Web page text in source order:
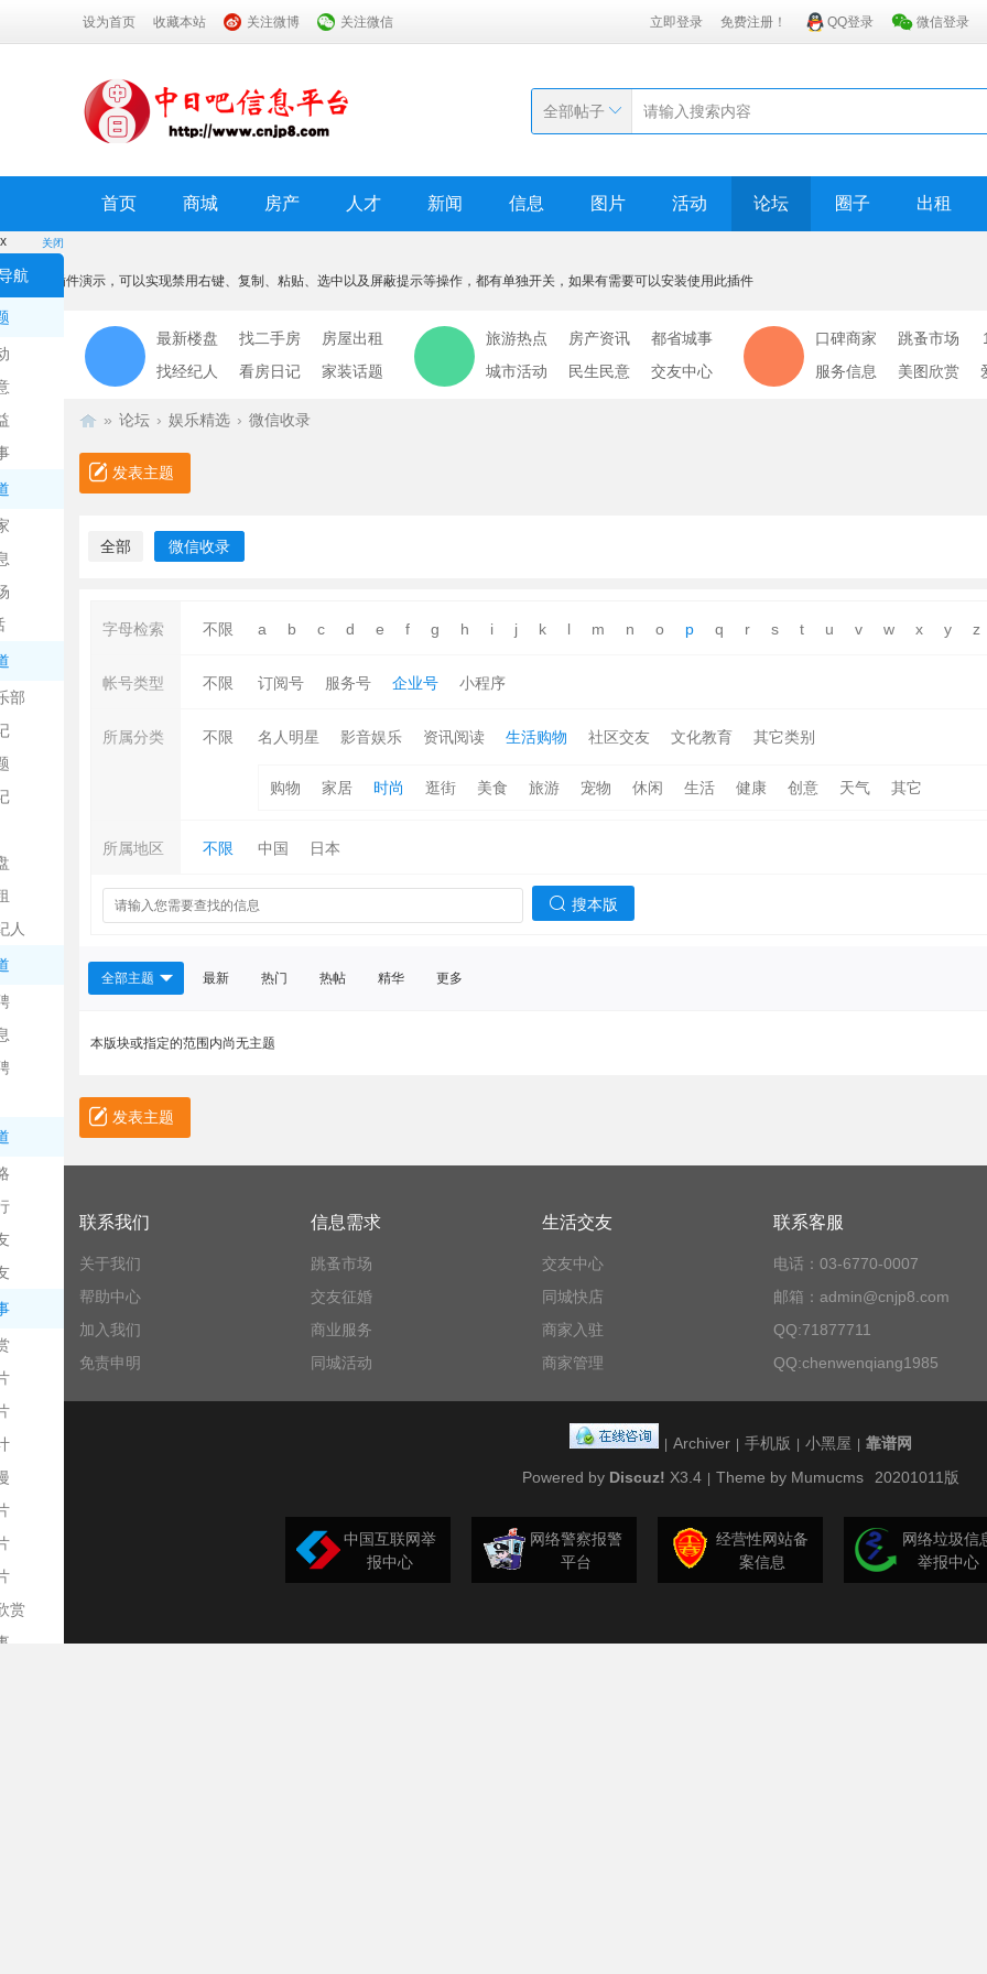
设为首页 收藏本站 关注微博 关注微信 立即登录 免费注册！ QQ登录 微信登录
全部帖子
首页 商城 房产 人才 新闻 信息 图片 活动 论坛 圈子 出租
关闭
航
部
人
赏
x
本功能为插件演示，可以实现禁用右键、复制、粘贴、选中以及屏蔽提示等操作，都有单独开关，如果有需要可以安装使用此插件
我知道了
最新楼盘 找二手房
房屋出租
找经纪人
看房日记 家装话题
旅游热点 房产资讯
都省城事
城市活动
民生民意 交友中心
口碑商家 跳蚤市场
服务信息
美图欣赏
» 论坛 › 娱乐精选 › 微信收录
发表主题
全部 微信收录
字母检索 不限 a b c d e f g h i j k l m n o p q r s t u v w x y z
帐号类型 不限 订阅号 服务号 企业号 小程序
所属分类 不限 名人明星 影音娱乐 资讯阅读 生活购物 社区交友 文化教育 其它类别
购物 家居 时尚 逛街 美食 旅游 宠物 休闲 生活 健康 创意 天气 其它
所属地区 不限 中国 日本
搜本版
全部主题 最新 热门 热帖 精华 更多
本版块或指定的范围内尚无主题
发表主题
联系我们
关于我们
帮助中心
加入我们
免责申明
信息需求
跳蚤市场
交友征婚
商业服务
同城活动
生活交友
交友中心
同城快店
商家入驻
商家管理
联系客服
电话：03-6770-0007
邮箱：admin@cnjp8.com
QQ:71877711
QQ:chenwenqiang1985
Archiver 手机版 小黑屋
靠谱网
Powered by Discuz! X3.4 Theme by Mumucms 20201011版
中国互联网举
报中心
网络警察报警
平台
经营性网站备
案信息
网络垃圾信
举报中心